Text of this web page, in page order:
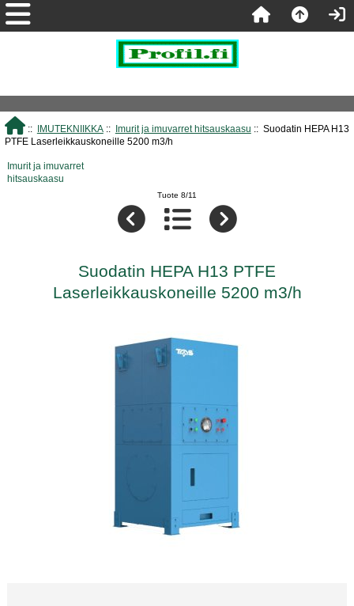
:: IMUTEKNIIKKA:: Imurit ja imuvarret hitsauskaasu :: Suodatin HEPA H13
PTFE Laserleikkauskoneille 5200 m3/h
Imurit ja imuvarret
hitsauskaasu
Tuote 8/11
Suodatin HEPA H13 PTFE
Laserleikkauskoneille 5200 m3/h